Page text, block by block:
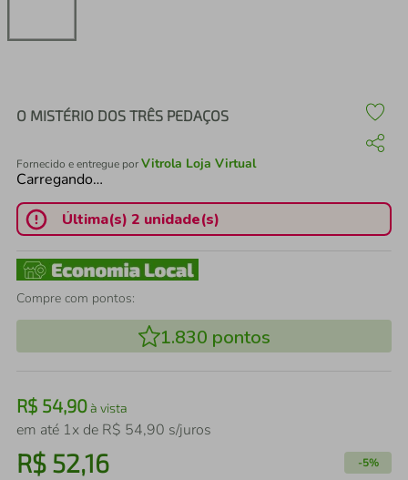
O MISTÉRIO DOS TRÊS PEDAÇOS
Fornecido e entregue porVitrola Loja Virtual
Carregando…
Última(s) 2 unidade(s)
Compre com pontos:
1.830 pontos
R$ 54,90à vista
em até 1x de R$ 54,90 s/juros
R$ 52,16 -5%